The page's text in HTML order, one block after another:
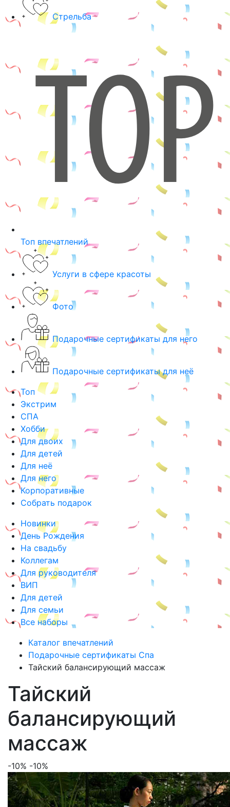
Стрельба
Топ впечатлений
Услуги в сфере красоты
Фото
Подарочные сертификаты для него
Подарочные сертификаты для неё
Топ
Экстрим
СПА
Хобби
Для двоих
Для детей
Для неё
Для него
Корпоративные
Собрать подарок
Новинки
День Рождения
На свадьбу
Коллегам
Для руководителя
ВИП
Для детей
Для семьи
Все наборы
Каталог впечатлений
Подарочные сертификаты Спа
Тайский балансирующий массаж
Тайский
балансирующий
массаж
-10% -10%